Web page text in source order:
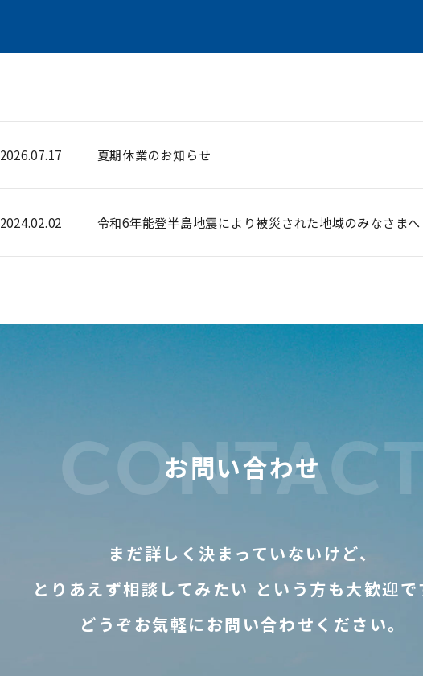
2026.07.17 夏期休業のお知らせ
2024.02.02 令和6年能登半島地震により被災された地域のみなさまへ
お問い合わせ
まだ詳しく決まっていないけど、
とりあえず相談してみたい という方も大歓迎で
どうぞお気軽にお問い合わせください。